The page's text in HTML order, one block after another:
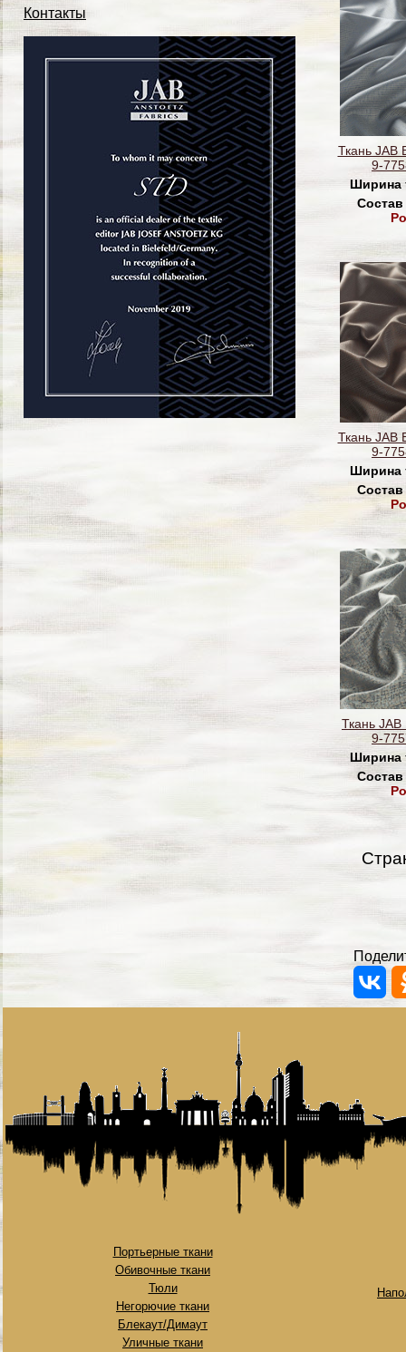
Контакты
Ткань JAB
9-
Ширина
Ткань JAB
9-
Ширина
Ткань JAB
9-
Ширина
Портьерные ткани
Обивочные ткани
Тюли
Негорючие ткани
Блекаут/Димаут
Уличные ткани